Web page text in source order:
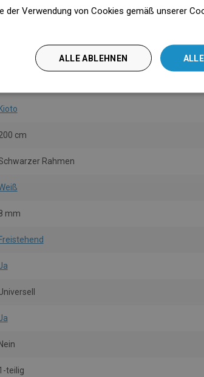
Kioto
cm
Rahmen
mm
Freistehend
Nein
teilig
Verwendung von Cookies gemäß unserer
ALLE ABLEHNEN